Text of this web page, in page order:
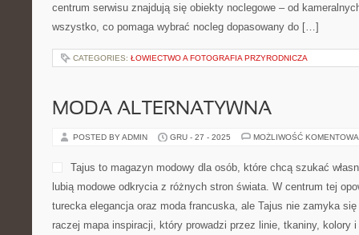
centrum serwisu znajdują się obiekty noclegowe – od
wszystko, co pomaga wybrać nocleg dopasowany do […]
CATEGORIES: ŁOWIECTWO A FOTOGRAFIA PRZYRODNICZA
MODA ALTERNATYWNA
POSTED BY ADMIN GRU - 27 - 2025 MOŻLIWOŚĆ
Tajus to magazyn modowy dla osób, które chcą szukać
lubią modowe odkrycia z różnych stron świata. W centrum tej
turecka elegancja oraz moda francuska, ale Tajus nie zamyka
raczej mapa inspiracji, który prowadzi przez linie, tkaniny, kolory